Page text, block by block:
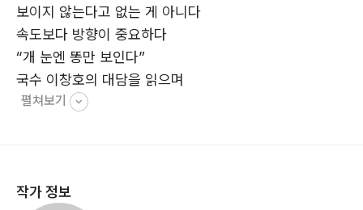
다. 구시대의 사고방식과 첨단시대의 가치관이 공존하는
변곡점 위에서, ‘젊은 노년’이 담담하게 써 내려간 때늦은
반성문이자 따뜻한 삶의 기록은, 살아온 날들을 돌아보고
남은 생의 출구전략을 고민하는 이들에게 인생의 참된 이
정표가 되어 줄 것이다.
보이지 않는다고 없는 게 아니다
속도보다 방향이 중요하다
“개 눈엔 똥만 보인다”
국수 이창호의 대담을 읽으며
인터넷 시대를 살아가는 꼰대들의 절망
병약함, 가난, 무식이 성공비결?
펼쳐보기
작가 정보